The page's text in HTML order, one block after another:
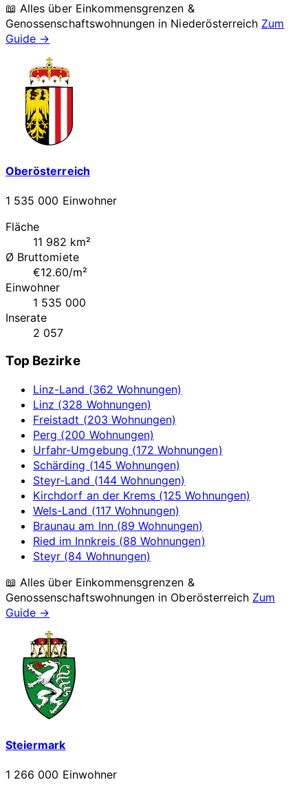
📖 Alles über Einkommensgrenzen &
Genossenschaftswohnungen in Niederösterreich Zum
Guide →
Oberösterreich
1 535 000 Einwohner
Fläche
11 982 km²
Ø Bruttomiete
€12.60/m²
Einwohner
1 535 000
Inserate
2 057
Top Bezirke
Linz-Land (362 Wohnungen)
Linz (328 Wohnungen)
Freistadt (203 Wohnungen)
Perg (200 Wohnungen)
Urfahr-Umgebung (172 Wohnungen)
Schärding (145 Wohnungen)
Steyr-Land (144 Wohnungen)
Kirchdorf an der Krems (125 Wohnungen)
Wels-Land (117 Wohnungen)
Braunau am Inn (89 Wohnungen)
Ried im Innkreis (88 Wohnungen)
Steyr (84 Wohnungen)
📖 Alles über Einkommensgrenzen &
Genossenschaftswohnungen in Oberösterreich Zum
Guide →
Steiermark
1 266 000 Einwohner